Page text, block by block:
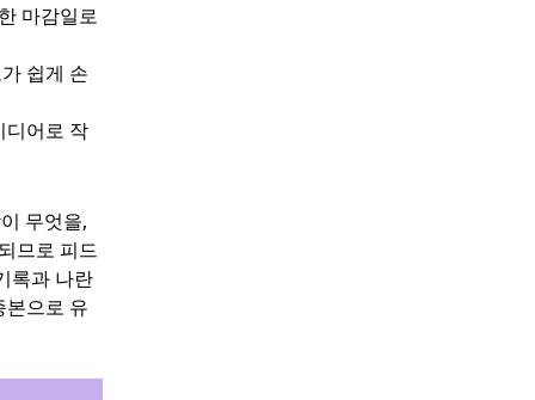
마감일로
쉽게 손
디어로 작
무엇을,
므로 피드
록과 나란
본으로 유